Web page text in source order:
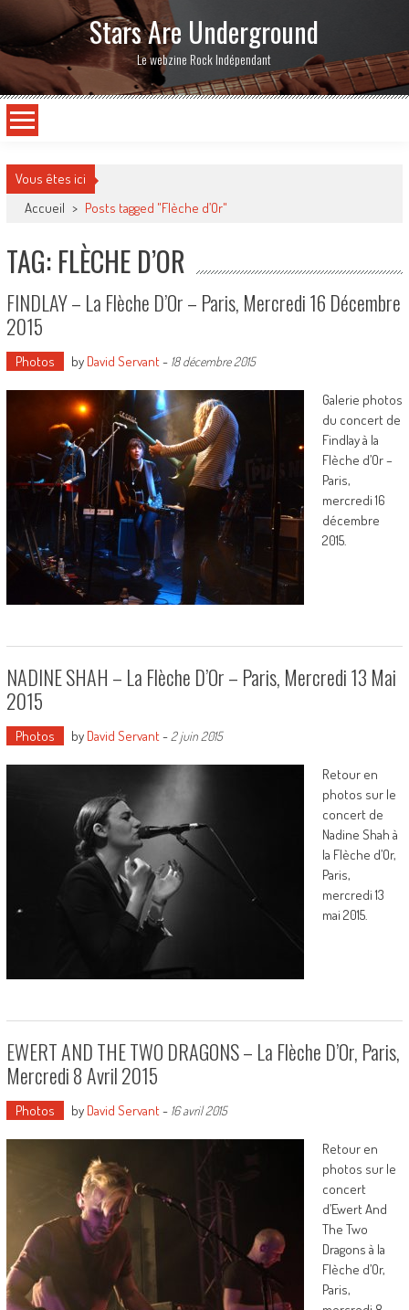
Stars Are Underground
Le webzine Rock Indépendant
Vous êtes ici
Accueil > Posts tagged "Flèche d’Or"
TAG: FLÈCHE D’OR
FINDLAY – La Flèche D’Or – Paris, Mercredi 16 Décembre
2015
Photos by David Servant- 18 décembre 2015
Galerie photos
du concert de
Findlay à la
Flèche d’Or –
Paris,
mercredi 16
décembre
2015.
NADINE SHAH – La Flèche D’Or – Paris, Mercredi 13 Mai
2015
Photos by David Servant- 2 juin 2015
Retour en
photos sur le
concert de
Nadine Shah à
la Flèche d’Or,
Paris,
mercredi 13
mai 2015.
EWERT AND THE TWO DRAGONS – La Flèche D’Or, Paris,
Mercredi 8 Avril 2015
Photos by David Servant- 16 avril 2015
Retour en
photos sur le
concert
d’Ewert And
The Two
Dragons à la
Flèche d’Or,
Paris,